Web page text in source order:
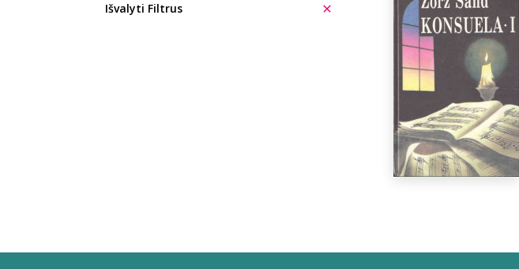
Išvalyti Filtrus